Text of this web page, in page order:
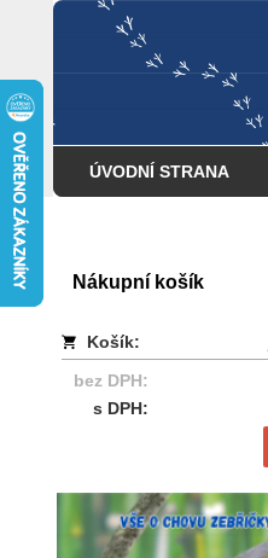
ÚVODNÍ STRANA
Nákupní košík
Košík:
bez DPH:
s DPH: